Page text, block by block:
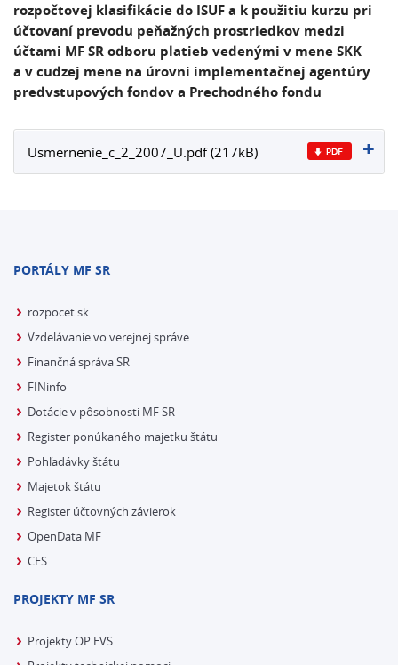
rozpočtovej klasifikácie do ISUF a k použitiu kurzu pri
účtovaní prevodu peňažných prostriedkov medzi
účtami MF SR odboru platieb vedenými v mene SKK
a v cudzej mene na úrovni implementačnej agentúry
predvstupových fondov a Prechodného fondu
Usmernenie_c_2_2007_U.pdf (217kB)
PORTÁLY MF SR
rozpocet.sk
Vzdelávanie vo verejnej správe
Finančná správa SR
FINinfo
Dotácie v pôsobnosti MF SR
Register ponúkaného majetku štátu
Pohľadávky štátu
Majetok štátu
Register účtovných závierok
OpenData MF
CES
PROJEKTY MF SR
Projekty OP EVS